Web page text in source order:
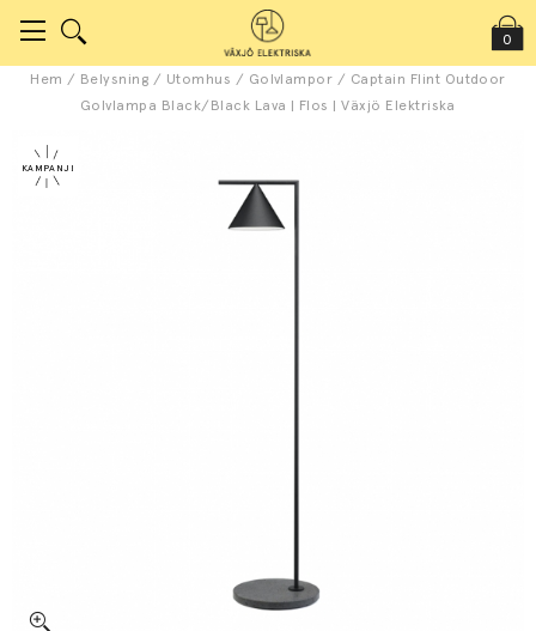
0
Hem / Belysning / Utomhus / Golvlampor / Captain Flint Outdoor
Golvlampa Black/Black Lava | Flos | Växjö Elektriska